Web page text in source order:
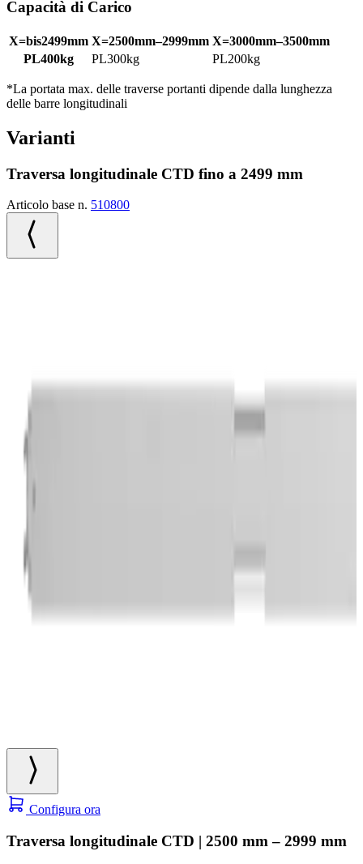
Capacità di Carico
X=bis2499mm X=2500mm–2999mm X=3000mm–3500mm
PL400kg
PL300kg PL200kg
*La portata max. delle traverse portanti dipende dalla lunghezza
delle barre longitudinali
Varianti
Traversa longitudinale CTD fino a 2499 mm
Articolo base n. 510800
Configura ora
Traversa longitudinale CTD | 2500 mm – 2999 mm